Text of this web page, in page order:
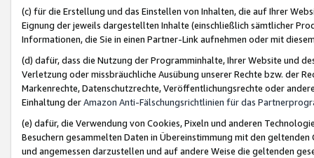
(c) für die Erstellung und das Einstellen von Inhalten, die auf Ihrer
Eignung der jeweils dargestellten Inhalte (einschließlich sämtlicher
Informationen, die Sie in einen Partner-Link aufnehmen oder mit
(d) dafür, dass die Nutzung der Programminhalte, Ihrer Website und
Verletzung oder missbräuchliche Ausübung unserer Rechte bzw. der
Markenrechte, Datenschutzrechte, Veröffentlichungsrechte oder
Einhaltung derAmazon Anti-Fälschungsrichtlinien für das
(e) dafür, die Verwendung von Cookies, Pixeln und anderen
Besuchern gesammelten Daten in Übereinstimmung mit den
und angemessen darzustellen und auf andere Weise die geltenden